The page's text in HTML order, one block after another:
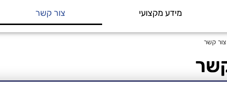
מידע מקצועי צור קשר
צור קשר